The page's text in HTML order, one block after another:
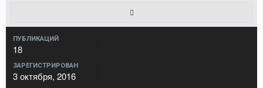
ПУБЛИКАЦИЙ
18
ЗАРЕГИСТРИРОВАН
3 октября, 2016